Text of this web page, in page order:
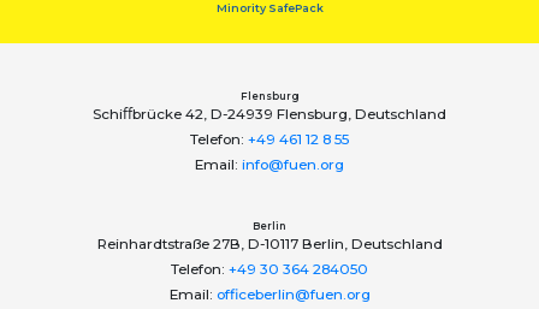
Minority SafePack
Flensburg
Schiﬀbrücke 42, D-24939 Flensburg, Deutschland
Telefon: +49 461 12 8 55
Email: info@fuen.org
Berlin
Reinhardtstraße 27B, D-10117 Berlin, Deutschland
Telefon: +49 30 364 284050
Email: officeberlin@fuen.org